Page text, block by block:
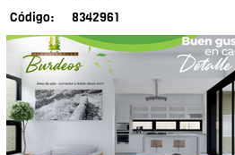
Código: 8342961